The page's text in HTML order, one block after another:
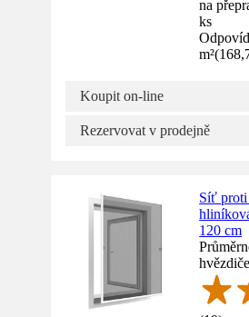
na
ks
m²(
Koupit on-line
Rezervovat v prodejně
Síť proti
120 cm